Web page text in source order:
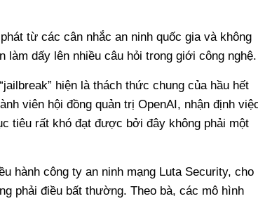
từ các cân nhắc an ninh quốc gia và không
dấy lên nhiều câu hỏi trong giới công nghệ.
hiện là thách thức chung của hầu hết
viên hội đồng quản trị OpenAI, nhận định
tiêu rất khó đạt được bởi đây không phải một
hành công ty an ninh mạng Luta Security, cho
phải điều bất thường. Theo bà, các mô hình